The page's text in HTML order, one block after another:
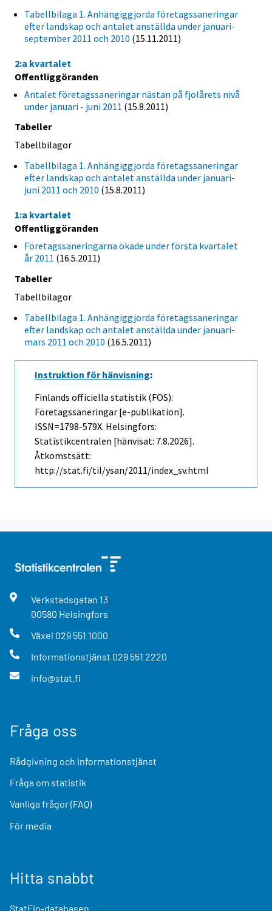
Tabellbilaga 1. Anhängiggjorda företagssaneringar
efter landskap och antalet anställda under januari-
september 2011 och 2010 (15.11.2011)
2:a kvartalet
Offentliggöranden
Antalet företagssaneringar nästan på fjolårets nivå
under januari - juni 2011 (15.8.2011)
Tabeller
Tabellbilagor
Tabellbilaga 1. Anhängiggjorda företagssaneringar
efter landskap och antalet anställda under januari-
juni 2011 och 2010 (15.8.2011)
1:a kvartalet
Offentliggöranden
Företagssaneringarna ökade under första kvartalet
år 2011 (16.5.2011)
Tabeller
Tabellbilagor
Tabellbilaga 1. Anhängiggjorda företagssaneringar
efter landskap och antalet anställda under januari-
mars 2011 och 2010 (16.5.2011)
Instruktion för hänvisning:
Finlands officiella statistik (FOS):
Företagssaneringar [e-publikation].
ISSN=1798-579X. Helsingfors:
Statistikcentralen [hänvisat: 7.8.2026].
Åtkomstsätt:
http://stat.fi/til/ysan/2011/index_sv.html
Verkstadsgatan 13
00580 Helsingfors
Växel 029 551 1000
Informationstjänst 029 551 2220
info@stat.fi
Fråga oss
Rådgivning och informationstjänst
Fråga om statistik
Vanliga frågor (FAQ)
För media
Hitta snabbt
StatFin-databasen